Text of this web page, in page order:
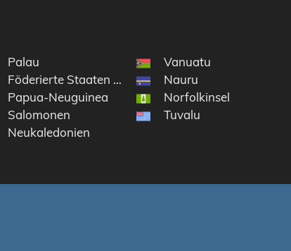
Palau
Föderierte Staaten von Mikronesien
Papua-Neuguinea
Salomonen
Neukaledonien
Vanuatu
Nauru
Norfolkinsel
Tuvalu